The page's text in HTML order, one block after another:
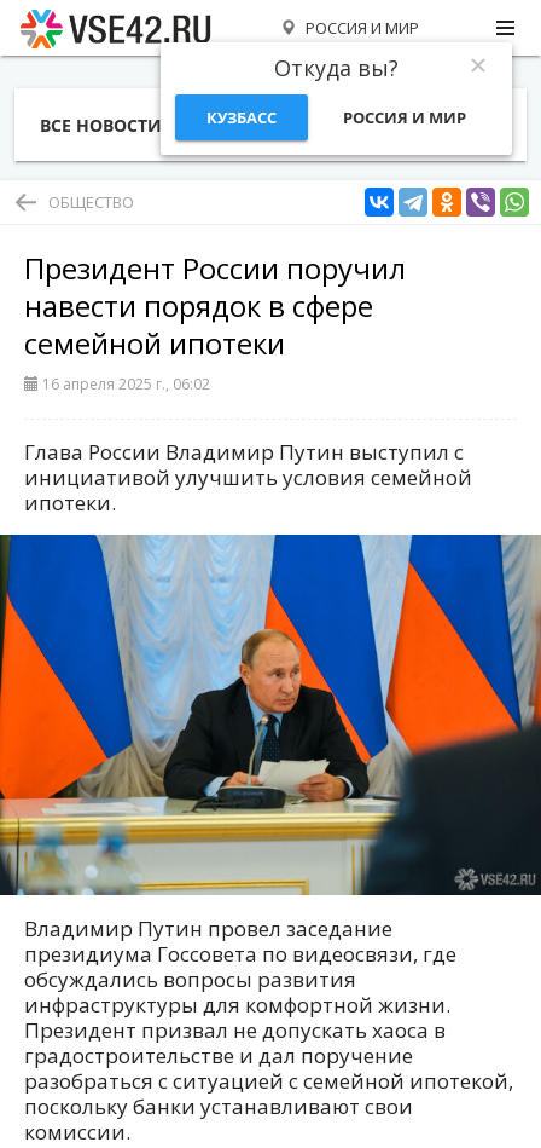
РОССИЯ И МИР
Откуда вы?
КУЗБАСС РОССИЯ И МИР
ВСЕ НОВОСТИ СТАТЬИ ТЕМЫ ФОТО
ОБЩЕСТВО
Президент России поручил
навести порядок в сфере
семейной ипотеки
16 апреля 2025 г., 06:02
Глава России Владимир Путин выступил с
инициативой улучшить условия семейной
ипотеки.
Владимир Путин провел заседание
президиума Госсовета по видеосвязи, где
обсуждались вопросы развития
инфраструктуры для комфортной жизни.
Президент призвал не допускать хаоса в
градостроительстве и дал поручение
разобраться с ситуацией с семейной ипотекой,
поскольку банки устанавливают свои
комиссии.